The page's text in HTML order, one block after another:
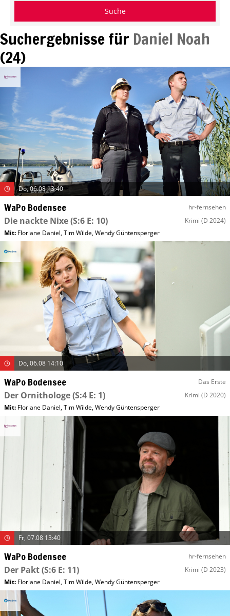
Suchergebnisse für Daniel Noah
(24)
Do, 06.08 13:40
WaPo Bodensee hr-fernsehen
Die nackte Nixe(S:6 E: 10) Krimi (D 2024)
Mit: Floriane Daniel,Tim Wilde,Wendy Güntensperger
Do, 06.08 14:10
WaPo Bodensee Das Erste
Der Ornithologe(S:4 E: 1) Krimi (D 2020)
Mit: Floriane Daniel,Tim Wilde,Wendy Güntensperger
Fr, 07.08 13:40
WaPo Bodensee hr-fernsehen
Der Pakt(S:6 E: 11) Krimi (D 2023)
Mit: Floriane Daniel,Tim Wilde,Wendy Güntensperger
Suche